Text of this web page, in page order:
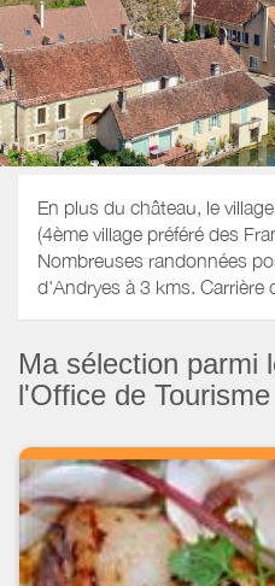
En plus du château, le
(4ème village préféré des
Nombreuses randonnées
d'Andryes à 3 kms. Carrière
Ma sélection parmi
l'Office de Tourisme